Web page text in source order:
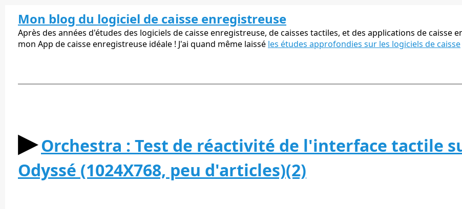
Mon blog du logiciel de caisse enregistreuse
Après des années d'études des logiciels de caisse enregistreuse, de caisses tactiles, et des applications de
mon App de caisse enregistreuse idéale ! J'ai quand même laissé les études approfondies sur les logiciels de caisse
▶︎ Orchestra : Test de réactivité de l'interface tactile
Odyssé (1024X768, peu d'articles)(2)